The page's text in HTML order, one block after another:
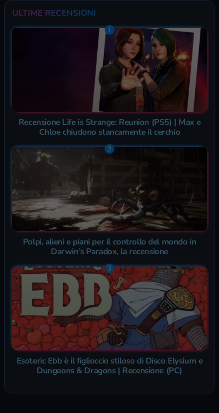
ULTIME RECENSIONI
Recensione Life is Strange: Reunion (PS5) | Max e
Chloe chiudono stancamente il cerchio
Polpi, alieni e piani per il controllo del mondo in
Darwin’s Paradox, la recensione
Esoteric Ebb è il figlioccio stiloso di Disco Elysium e
Dungeons & Dragons | Recensione (PC)